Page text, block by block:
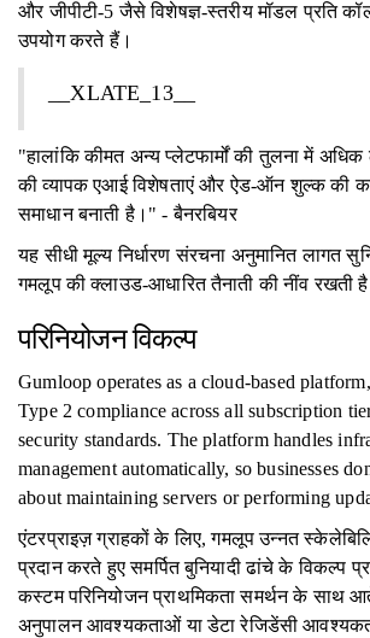
और जीपीटी-5 जैसे विशेषज्ञ-स्तरीय मॉडल प्रति
उपयोग करते हैं।
__XLATE_13__
"हालांकि कीमत अन्य प्लेटफार्मों की तुलना में
की व्यापक एआई विशेषताएं और ऐड-ऑन शुल्क की
समाधान बनाती है।" - बैनरबियर
यह सीधी मूल्य निर्धारण संरचना अनुमानित लागत
गमलूप की क्लाउड-आधारित तैनाती की नींव रखती
परिनियोजन विकल्प
Gumloop operates as a cloud-based
Type 2 compliance across all subscription
security standards. The platform handles
management automatically, so businesses
about maintaining servers or performing
एंटरप्राइज़ ग्राहकों के लिए, गमलूप उन्नत
प्रदान करते हुए समर्पित बुनियादी ढांचे के विकल्प
कस्टम परिनियोजन प्राथमिकता समर्थन के साथ
अनुपालन आवश्यकताओं या डेटा रेजिडेंसी